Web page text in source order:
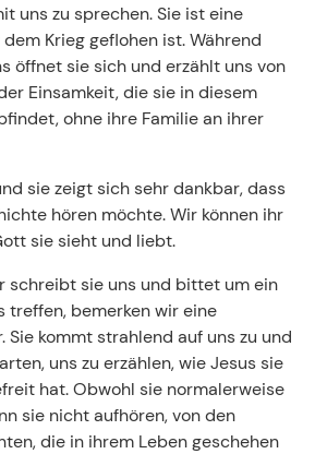
uns zu sprechen. Sie ist eine
Krieg geflohen ist. Während
öffnet sie sich und erzählt uns von
Einsamkeit, die sie in diesem
ohne ihre Familie an ihrer
sie zeigt sich sehr dankbar, dass
hören möchte. Wir können ihr
sie sieht und liebt.
schreibt sie uns und bittet um ein
treffen, bemerken wir eine
Sie kommt strahlend auf uns zu und
uns zu erzählen, wie Jesus sie
hat. Obwohl sie normalerweise
sie nicht aufhören, von den
die in ihrem Leben geschehen